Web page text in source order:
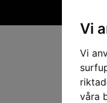
Vi
Vi
våra